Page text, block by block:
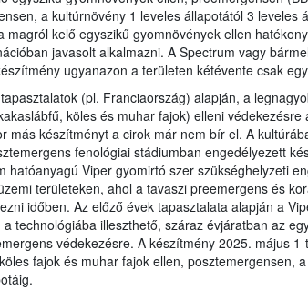
a kultúrnövény 1 leveles állapotától 3 leveles
magról kelő egyszikű gyomnövények ellen
javasolt alkalmazni. A Spectrum vagy
ugyanazon a területen kétévente csak
(pl. Franciaország) alapján, a
köles és muhar fajok) elleni
más készítményt a cirok már nem bír el. A
fenológiai stádiumban engedélyezett
hatóanyagú Viper gyomirtó szer szükséghelyzeti
területeken, ahol a tavaszi preemergens és
időben. Az előző évek tapasztalata alapján a
a technológiába illeszthető, száraz évjáratban az
védekezésre. A készítmény 2025. május
fajok és muhar fajok ellen, posztemergensen,